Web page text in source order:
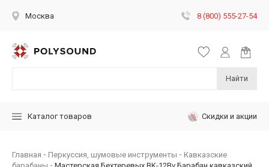
Москва 8 (800) 555-27-54
Найти
Каталог товаров Скидки и акции
Главная Перкуссия, шумовые инструменты
Кавказские